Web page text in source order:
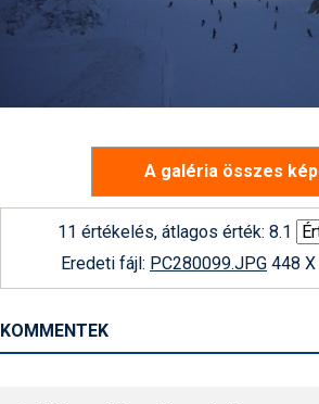
A galéria összes
11 értékelés, átlagos érték: 8.1
Eredeti fájl: PC280099.JPG 448
KOMMENTEK